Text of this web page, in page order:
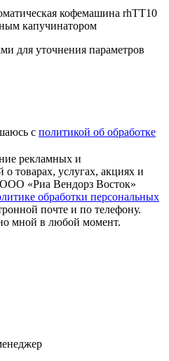
кофемашина rhTT10
капучинатором
для уточнения параметров
с политикой об обработке
рекламных и
товарах, услугах, акциях и
«Риа Вендорз Восток»
обработки персональных
почте и по телефону.
мной в любой момент.